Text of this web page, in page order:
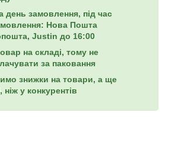
день замовлення, під час
Нова Пошта
Justin до 16:00
на складі, тому не
за паковання
знижки на товари, а ще
ніж у конкурентів